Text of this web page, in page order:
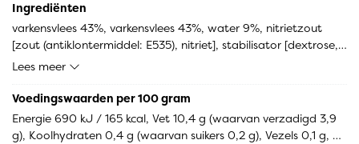
Ingrediënten
varkensvlees 43%, varkensvlees 43%, water 9%, nitrietzout
[zout (antiklontermiddel: E535), nitriet], stabilisator [dextrose,
antioxidant: E300], peper, stabilisator [stabilisator: E451,
Lees meer
Voedingswaarden per 100 gram
Energie 690 kJ / 165 kcal, Vet 10,4 g (waarvan verzadigd 3,9
g), Koolhydraten 0,4 g (waarvan suikers 0,2 g), Vezels 0,1 g,